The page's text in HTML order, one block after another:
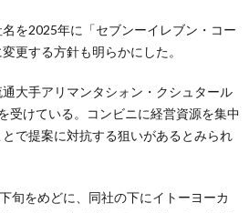
を2025年に「セブンーイレブン・コー
更する方針も明らかにした。
大手アリマンタシォン・クシュタール
受けている。コンビニに経営資源を集中
で提案に対抗する狙いがあるとみられ
旬をめどに、同社の下にイトーヨーカ